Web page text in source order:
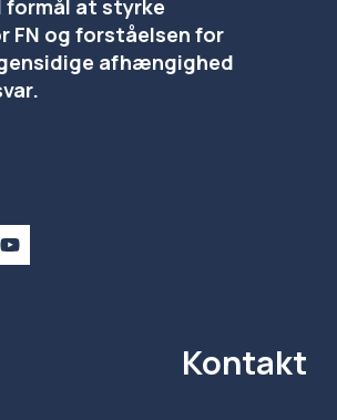
formål at styrke
FN og forståelsen for
afhængighed
Kontakt